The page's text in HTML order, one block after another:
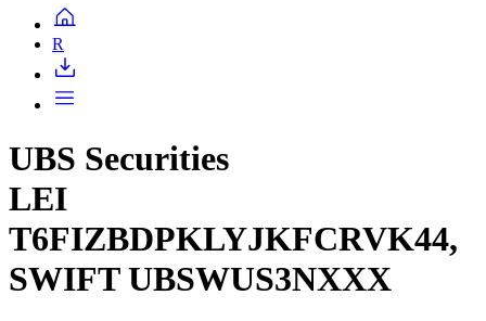
R
UBS Securities
LEI
T6FIZBDPKLYJKFCRVK44,
SWIFT UBSWUS3NXXX